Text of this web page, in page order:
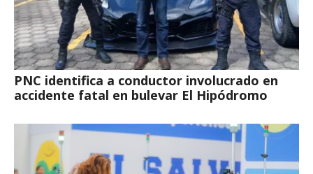
PNC identifica a conductor involucrado en
accidente fatal en bulevar El Hipódromo